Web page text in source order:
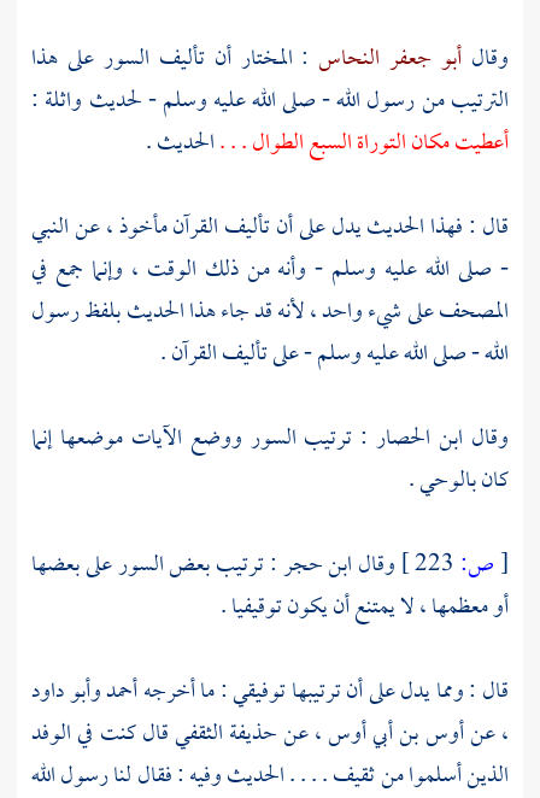
وقالأبو جعفر النحاس : المختار أن تأليف السور على هذا
الترتيب من رسول الله - صلى الله عليه وسلم - لحديث واثلة :
أعطيت مكان التوراة السبع الطوال . . .الحديث .
قال : فهذا الحديث يدل على أن تأليف القرآن مأخوذ ، عن النبي
- صلى الله عليه وسلم - وأنه من ذلك الوقت ، وإنما جمع في
المصحف على شيء واحد ، لأنه قد جاء هذا الحديث بلفظ رسول
الله - صلى الله عليه وسلم - على تأليف القرآن .
وقال ابن الحصار : ترتيب السور ووضع الآيات موضعها إنما
كان بالوحي .
[ص: وقالابن حجر: ترتيب بعض السور على بعضها
أو معظمها ، لا يمتنع أن يكون توقيفيا .
قال : ومما يدل على أن ترتيبها توفيقي : ما أخرجهأحمدوأبو داود
،عنأوس بن أبي أوس ،عنحذيفة الثقفيقال كنت في الوفد
الذين أسلموا من ثقيف . . . . الحديث وفيه : فقال لنا رسول الله